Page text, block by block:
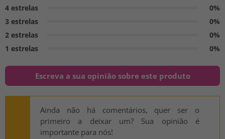
4 estrelas
0%
3 estrelas
0%
2 estrelas
0%
1 estrelas
0%
Escreva a sua opinião sobre este produto
Ainda não há comentários, quer ser o
primeiro a deixar um? Sua opinião é
importante para nós!